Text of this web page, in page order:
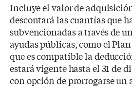
Incluye el valor de
descontará las cuantías que
subvencionadas a través de
ayudas públicas, como el
que es compatible la
estará vigente hasta el 31 de
con opción de prorrogarse un